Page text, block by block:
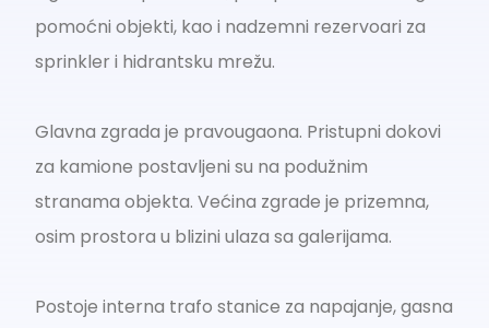
pomoćni objekti, kao i nadzemni rezervoari za
sprinkler i hidrantsku mrežu.
Glavna zgrada je pravougaona. Pristupni dokovi
za kamione postavljeni su na podužnim
stranama objekta. Većina zgrade je prizemna,
osim prostora u blizini ulaza sa galerijama.
Postoje interna trafo stanice za napajanje, gasna